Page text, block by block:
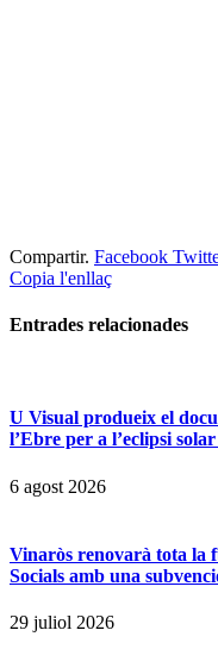
Compartir. Facebook
Copia l'enllaç
Entrades relacionades
U Visual produeix el
l’Ebre per a l’eclipsi
6 agost 2026
Vinaròs renovarà tota la
Socials amb una
29 juliol 2026